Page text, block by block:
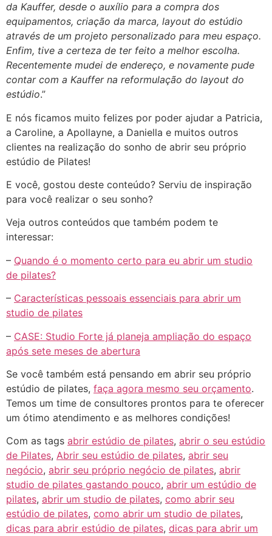
da Kauffer, desde o auxílio para a compra dos
equipamentos, criação da marca, layout do estúdio
através de um projeto personalizado para meu espaço.
Enfim, tive a certeza de ter feito a melhor escolha.
Recentemente mudei de endereço, e novamente pude
contar com a Kauffer na reformulação do layout do
estúdio.”
E nós ficamos muito felizes por poder ajudar a Patricia,
a Caroline, a Apollayne, a Daniella e muitos outros
clientes na realização do sonho de abrir seu próprio
estúdio de Pilates!
E você, gostou deste conteúdo? Serviu de inspiração
para você realizar o seu sonho?
Veja outros conteúdos que também podem te
interessar:
– Quando é o momento certo para eu abrir um studio
de pilates?
– Características pessoais essenciais para abrir um
studio de pilates
– CASE: Studio Forte já planeja ampliação do espaço
após sete meses de abertura
Se você também está pensando em abrir seu próprio
estúdio de pilates, faça agora mesmo seu orçamento.
Temos um time de consultores prontos para te oferecer
um ótimo atendimento e as melhores condições!
Com as tags abrir estúdio de pilates, abrir o seu estúdio
de Pilates, Abrir seu estúdio de pilates, abrir seu
negócio, abrir seu próprio negócio de pilates, abrir
studio de pilates gastando pouco, abrir um estúdio de
pilates, abrir um studio de pilates, como abrir seu
estúdio de pilates, como abrir um studio de pilates,
dicas para abrir estúdio de pilates, dicas para abrir um